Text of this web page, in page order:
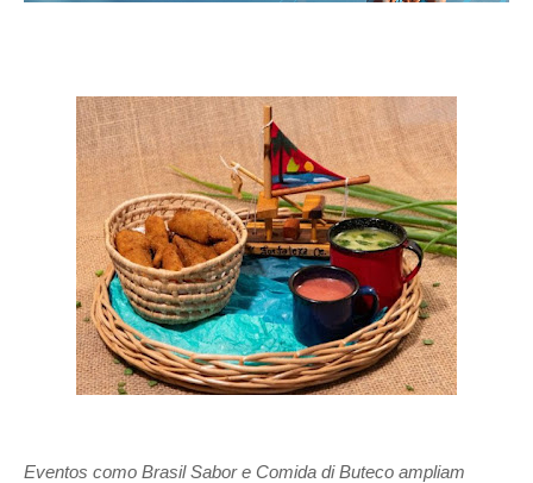
Eventos como Brasil Sabor e Comida di Buteco ampliam